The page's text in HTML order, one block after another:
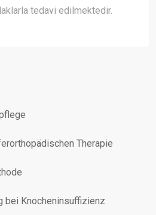
tedavi edilmektedir.
Therapie
bei Knocheninsuffizienz